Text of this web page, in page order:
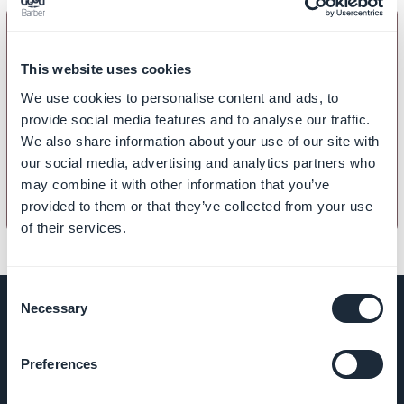
This website uses cookies
We use cookies to personalise content and ads, to
provide social media features and to analyse our traffic.
We also share information about your use of our site with
our social media, advertising and analytics partners who
may combine it with other information that you’ve
provided to them or that they’ve collected from your use
of their services.
Selection
Necessary
Preferences
BUSINESS LOCALE
Come creare una carta Fedeltà
AZIENDA